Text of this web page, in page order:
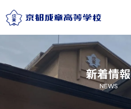
新着情報
NEWS